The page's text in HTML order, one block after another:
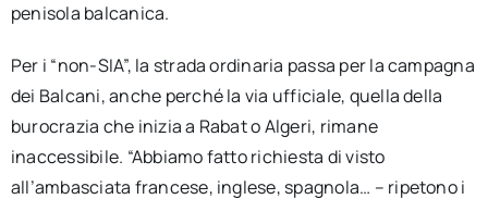
penisola balcanica.
Per i “non-SIA”, la strada ordinaria passa per la campagna
dei Balcani, anche perché la via ufficiale, quella della
burocrazia che inizia a Rabat o Algeri, rimane
inaccessibile. “Abbiamo fatto richiesta di visto
all’ambasciata francese, inglese, spagnola… – ripetono i